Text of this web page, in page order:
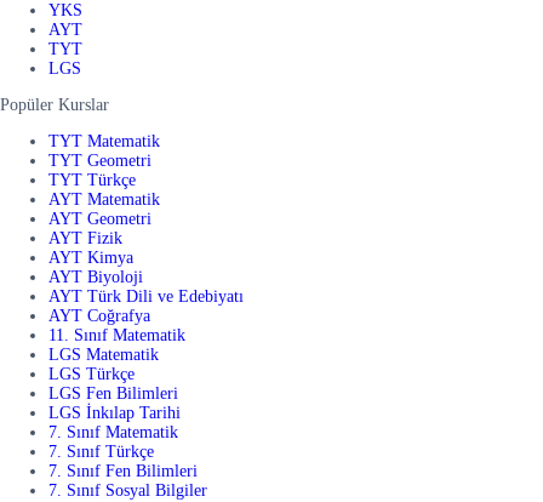
YKS
AYT
TYT
LGS
Popüler Kurslar
TYT Matematik
TYT Geometri
TYT Türkçe
AYT Matematik
AYT Geometri
AYT Fizik
AYT Kimya
AYT Biyoloji
AYT Türk Dili ve Edebiyatı
AYT Coğrafya
11. Sınıf Matematik
LGS Matematik
LGS Türkçe
LGS Fen Bilimleri
LGS İnkılap Tarihi
7. Sınıf Matematik
7. Sınıf Türkçe
7. Sınıf Fen Bilimleri
7. Sınıf Sosyal Bilgiler